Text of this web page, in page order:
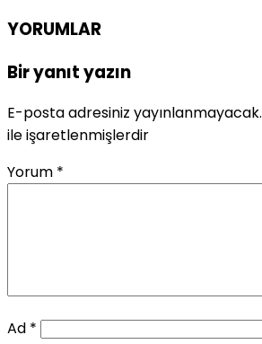
YORUMLAR
Bir yanıt yazın
E-posta adresiniz yayınlanmayacak.
ile işaretlenmişlerdir
Yorum *
Ad *